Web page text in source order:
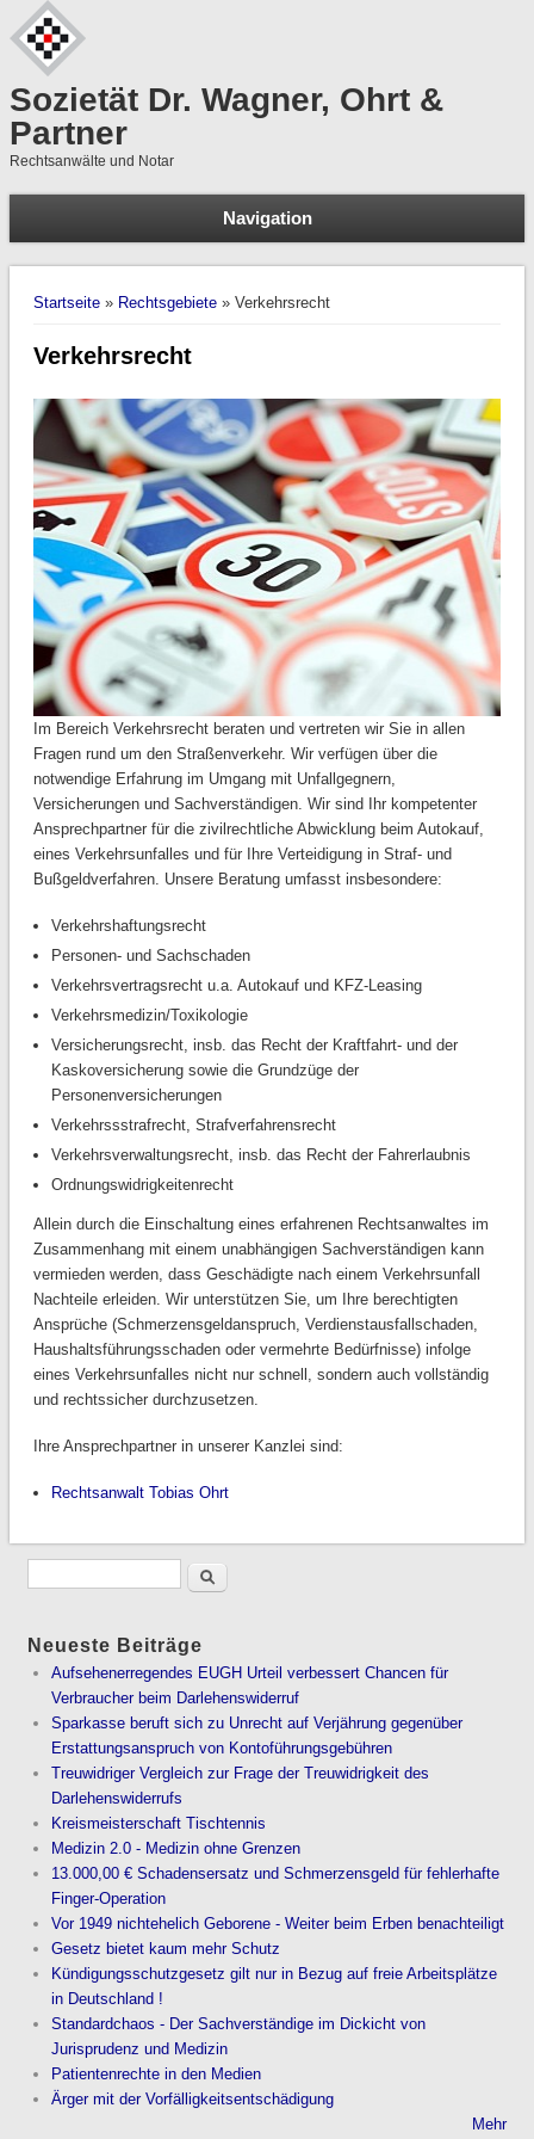
Sozietät Dr. Wagner, Ohrt &
Partner
Rechtsanwälte und Notar
Navigation
Sie sind hier
Startseite» Rechtsgebiete» Verkehrsrecht
Verkehrsrecht
Im Bereich Verkehrsrecht beraten und vertreten wir Sie in allen
Fragen rund um den Straßenverkehr. Wir verfügen über die
notwendige Erfahrung im Umgang mit Unfallgegnern,
Versicherungen und Sachverständigen. Wir sind Ihr kompetenter
Ansprechpartner für die zivilrechtliche Abwicklung beim Autokauf,
eines Verkehrsunfalles und für Ihre Verteidigung in Straf- und
Bußgeldverfahren. Unsere Beratung umfasst insbesondere:
Verkehrshaftungsrecht
Personen- und Sachschaden
Verkehrsvertragsrecht u.a. Autokauf und KFZ-Leasing
Verkehrsmedizin/Toxikologie
Versicherungsrecht, insb. das Recht der Kraftfahrt- und der
Kaskoversicherung sowie die Grundzüge der
Personenversicherungen
Verkehrssstrafrecht, Strafverfahrensrecht
Verkehrsverwaltungsrecht, insb. das Recht der Fahrerlaubnis
Ordnungswidrigkeitenrecht
Allein durch die Einschaltung eines erfahrenen Rechtsanwaltes im
Zusammenhang mit einem unabhängigen Sachverständigen kann
vermieden werden, dass Geschädigte nach einem Verkehrsunfall
Nachteile erleiden. Wir unterstützen Sie, um Ihre berechtigten
Ansprüche (Schmerzensgeldanspruch, Verdienstausfallschaden,
Haushaltsführungsschaden oder vermehrte Bedürfnisse) infolge
eines Verkehrsunfalles nicht nur schnell, sondern auch vollständig
und rechtssicher durchzusetzen.
Ihre Ansprechpartner in unserer Kanzlei sind:
Rechtsanwalt Tobias Ohrt
Suchformular
Neueste Beiträge
Aufsehenerregendes EUGH Urteil verbessert Chancen für
Verbraucher beim Darlehenswiderruf
Sparkasse beruft sich zu Unrecht auf Verjährung gegenüber
Erstattungsanspruch von Kontoführungsgebühren
Treuwidriger Vergleich zur Frage der Treuwidrigkeit des
Darlehenswiderrufs
Kreismeisterschaft Tischtennis
Medizin 2.0 - Medizin ohne Grenzen
13.000,00 € Schadensersatz und Schmerzensgeld für fehlerhafte
Finger-Operation
Vor 1949 nichtehelich Geborene - Weiter beim Erben benachteiligt
Gesetz bietet kaum mehr Schutz
Kündigungsschutzgesetz gilt nur in Bezug auf freie Arbeitsplätze
in Deutschland !
Standardchaos - Der Sachverständige im Dickicht von
Jurisprudenz und Medizin
Patientenrechte in den Medien
Ärger mit der Vorfälligkeitsentschädigung
Mehr